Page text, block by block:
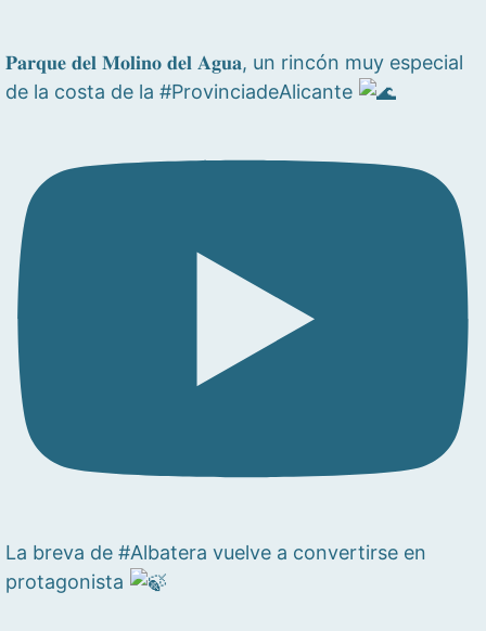
𝐏𝐚𝐫𝐪𝐮𝐞 𝐝𝐞𝐥 𝐌𝐨𝐥𝐢𝐧𝐨 𝐝𝐞𝐥 𝐀𝐠𝐮𝐚, un rincón muy especial
de la costa de la #ProvinciadeAlicante
La breva de #Albatera vuelve a convertirse en
protagonista